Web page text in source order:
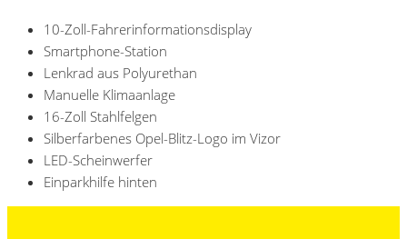
10-Zoll-Fahrerinformationsdisplay
Smartphone-Station
Lenkrad aus Polyurethan
Manuelle Klimaanlage
16-Zoll Stahlfelgen
Silberfarbenes Opel-Blitz-Logo im Vizor
LED-Scheinwerfer
Einparkhilfe hinten